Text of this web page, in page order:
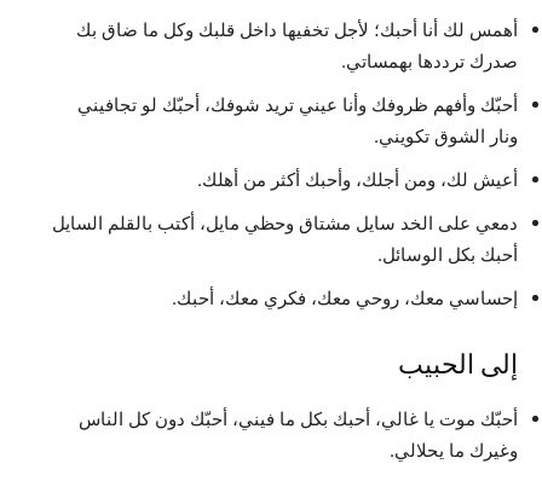
أهمس لك أنا أحبك؛ لأجل تخفيها داخل قلبك وكل ما ضاق بك
صدرك ترددها بهمساتي.
أحبّك وأفهم ظروفك وأنا عيني تريد شوفك، أحبّك لو تجافيني
ونار الشوق تكويني.
أعيش لك، ومن أجلك، وأحبك أكثر من أهلك.
دمعي على الخد سايل مشتاق وحظي مايل، أكتب بالقلم السايل
أحبك بكل الوسائل.
إحساسي معك، روحي معك، فكري معك، أحبك.
إلى الحبيب
أحبّك موت يا غالي، أحبك بكل ما فيني، أحبّك دون كل الناس
وغيرك ما يحلالي.